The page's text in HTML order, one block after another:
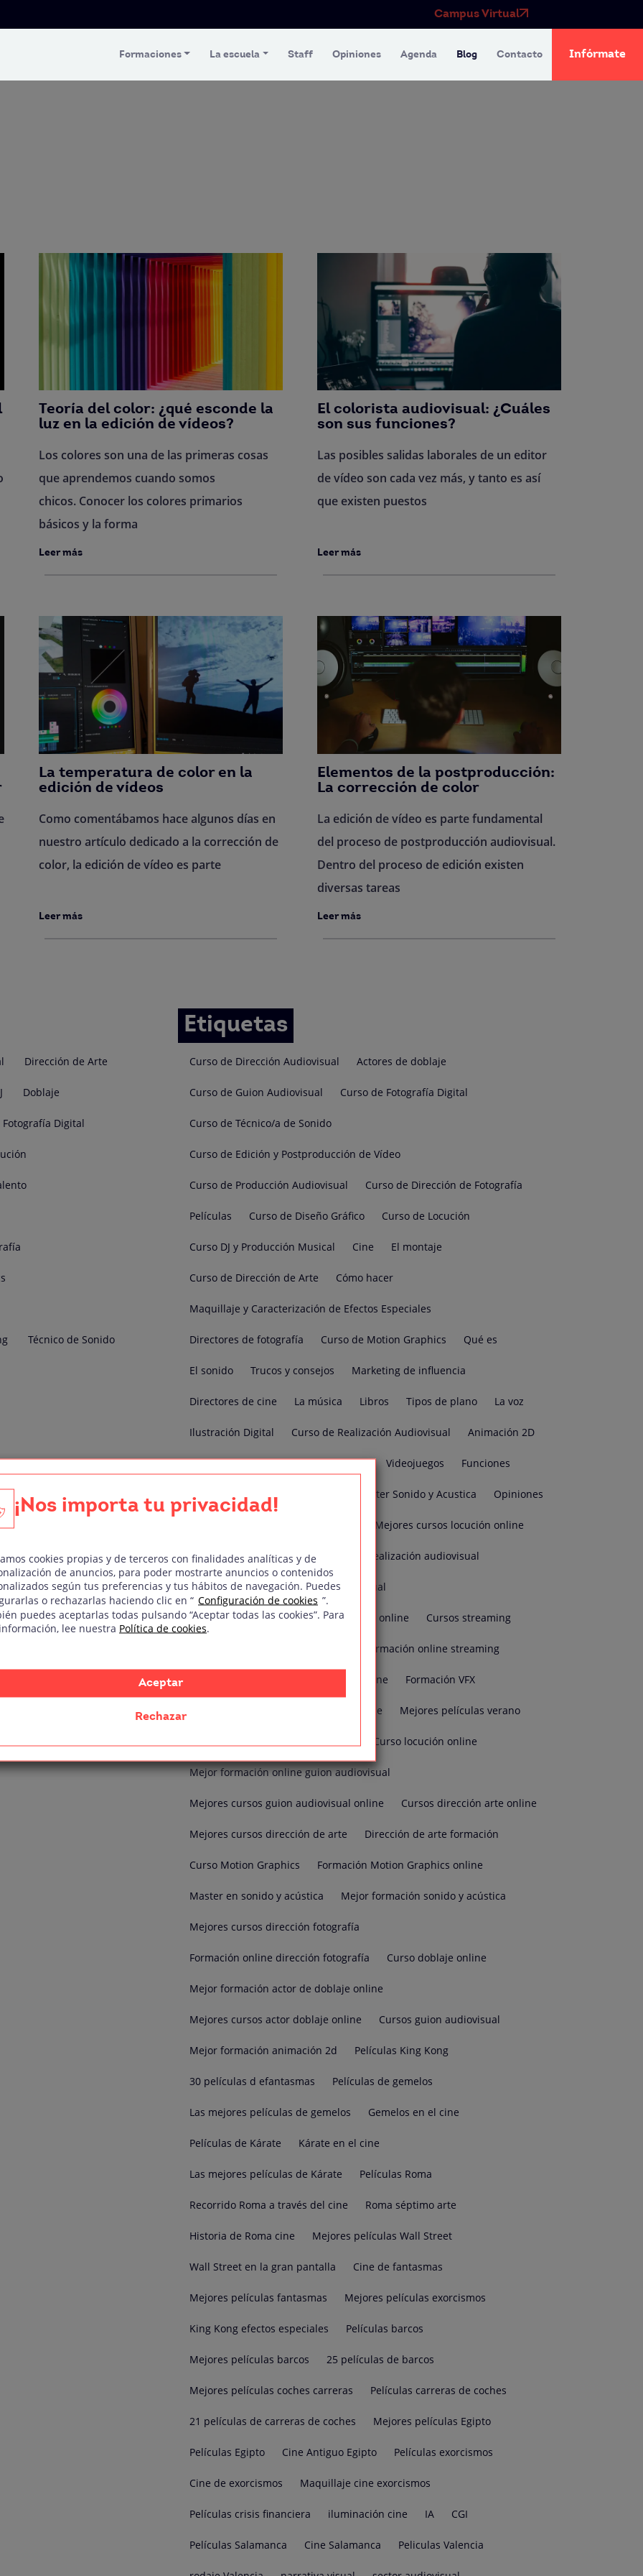
Campus Virtual
Formaciones La escuela Staff Opiniones Agenda Blog Contacto Infórmate
Teoría del color: ¿qué esconde la
luz en la edición de vídeos?
Los colores son una de las primeras cosas
que aprendemos cuando somos
chicos. Conocer los colores primarios
básicos y la forma
Leer más
El colorista audiovisual: ¿Cuáles
son sus funciones?
Las posibles salidas laborales de un editor
de vídeo son cada vez más, y tanto es así
que existen puestos
Leer más
La temperatura de color en la
edición de vídeos
Como comentábamos hace algunos días en
nuestro artículo dedicado a la corrección de
color, la edición de vídeo es parte
Leer más
Elementos de la postproducción:
La corrección de color
La edición de vídeo es parte fundamental
del proceso de postproducción audiovisual.
Dentro del proceso de edición existen
diversas tareas
Leer más
Dirección de Arte
Doblaje
Fotografía Digital
Técnico de Sonido
Etiquetas
Curso de Dirección Audiovisual Actores de doblaje
Curso de Guion Audiovisual Curso de Fotografía Digital
Curso de Técnico/a de Sonido
Curso de Edición y Postproducción de Vídeo
Curso de Producción Audiovisual Curso de Dirección de Fotografía
Películas Curso de Diseño Gráfico Curso de Locución
Curso DJ y Producción Musical Cine El montaje
Curso de Dirección de Arte Cómo hacer
Maquillaje y Caracterización de Efectos Especiales
Directores de fotografía Curso de Motion Graphics Qué es
El sonido Trucos y consejos Marketing de influencia
Directores de cine La música Libros Tipos de plano La voz
Ilustración Digital Curso de Realización Audiovisual Animación 2D
El color Salidas laborales La luz Videojuegos Funciones
Master Sonido y Acustica Opiniones
Mejores cursos locución online
Formación locución online Cursos realización audiovisual
Formacion online realización audiovisual
Mejores cursos realización audiovisual online Cursos streaming
Formación online streaming
Cursos de VFX y Efectos especiales online Formación VFX
Mejor formacion Efectos especiales cine Mejores películas verano
Curso locución online
Mejor formación online guion audiovisual
Mejores cursos guion audiovisual online Cursos dirección arte online
Mejores cursos dirección de arte Dirección de arte formación
Curso Motion Graphics Formación Motion Graphics online
Master en sonido y acústica Mejor formación sonido y acústica
Mejores cursos dirección fotografía
Formación online dirección fotografía Curso doblaje online
Mejor formación actor de doblaje online
Mejores cursos actor doblaje online Cursos guion audiovisual
Mejor formación animación 2d Películas King Kong
30 películas d efantasmas Películas de gemelos
Las mejores películas de gemelos Gemelos en el cine
Películas de Kárate Kárate en el cine
Las mejores películas de Kárate Películas Roma
Recorrido Roma a través del cine Roma séptimo arte
Historia de Roma cine Mejores películas Wall Street
Wall Street en la gran pantalla Cine de fantasmas
Mejores películas fantasmas Mejores películas exorcismos
King Kong efectos especiales Películas barcos
Mejores películas barcos 25 películas de barcos
Mejores películas coches carreras Películas carreras de coches
21 películas de carreras de coches Mejores películas Egipto
Películas Egipto Cine Antiguo Egipto Películas exorcismos
Cine de exorcismos Maquillaje cine exorcismos
Películas crisis financiera iluminación cine IA CGI
Películas Salamanca Cine Salamanca Peliculas Valencia
¡Nos importa tu privacidad!
cookies propias y de terceros con finalidades analíticas y de
de anuncios, para poder mostrarte anuncios o contenidos
según tus preferencias y tus hábitos de navegación. Puedes
o rechazarlas haciendo clic en “ Configuración de cookies ”.
puedes aceptarlas todas pulsando “Aceptar todas las cookies”. Para
lee nuestra Política de cookies.
Aceptar
Rechazar